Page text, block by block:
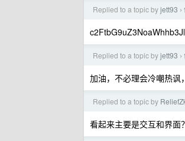
Replied to a topic byjett93 ›
Replied to a topic byjett93 ›
加油，不必理会冷嘲热讽
Replied to a topic by
看起来主要是交互和界面